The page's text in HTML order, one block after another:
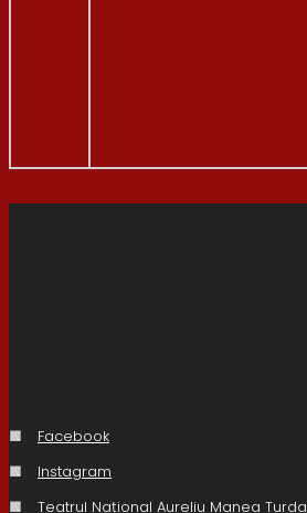
■
Facebook
■
Instagram
■
Teatrul Național Aureliu Manea Turda